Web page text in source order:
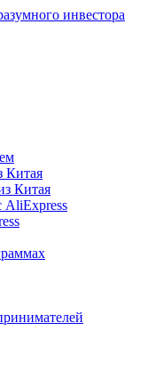
Китая
Китая
AliExpress